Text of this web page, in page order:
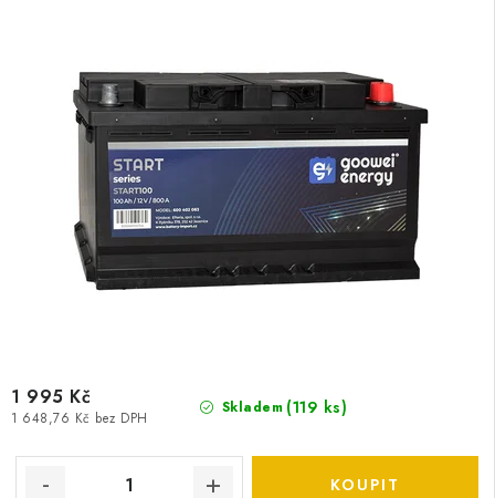
Skladem (119 ks)
1 648,76 Kč bez DPH
1 995 Kč